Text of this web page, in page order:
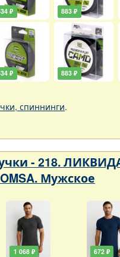
₽
₽
883 ₽
883 ₽
спиннинги.
- 218.
Мужское
1 068 ₽ 672 ₽